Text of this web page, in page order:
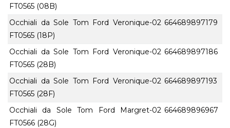
FT0565 (08B)
Occhiali da Sole Tom Ford Veronique-02
FT0565 (18P)
664689897179
Occhiali da Sole Tom Ford Veronique-02
FT0565 (28B)
664689897186
Occhiali da Sole Tom Ford Veronique-02
FT0565 (28F)
664689897193
Occhiali da Sole Tom Ford Margret-02
FT0566 (28G)
664689896967